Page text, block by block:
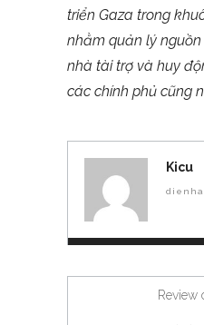
triển Gaza trong
nhằm quản lý
nhà tài trợ và huy
các chính phủ cũng
Kicu
Review